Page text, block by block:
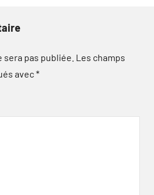
pas publiée. Les champs
avec*